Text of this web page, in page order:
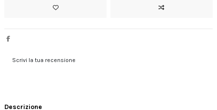
Scrivi la tua recensione
Descrizione